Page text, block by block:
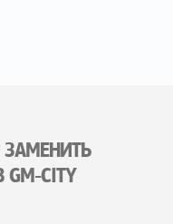
ЗАМЕНИТЬ
CITY